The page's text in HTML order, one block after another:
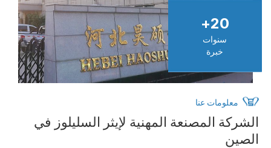
20
+
سنوات
خبرة
معلومات عنا
الشركة المصنعة المهنية لإيثر السليلوز في
الصين